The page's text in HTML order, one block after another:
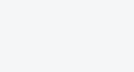
webbplats.